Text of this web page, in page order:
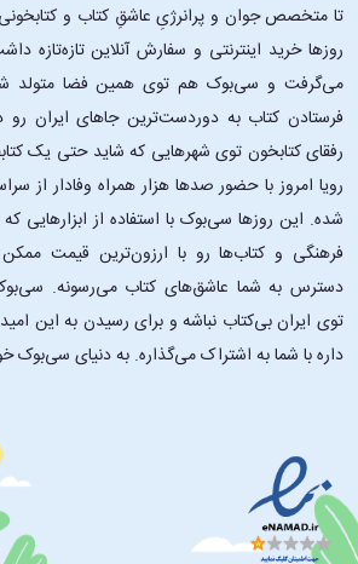
تا متخصص جوان و پرانرژیِ عاشقِ کتاب و
روزها خرید اینترنتی و سفارش آنلاین تازه‌تازه
می‌گرفت و سی‌بوک هم توی همین فضا متولد
فرستادن کتاب به دوردست‌ترین جاهای ایران رو
رفقای کتابخون توی شهرهایی که شاید حتی یک
رویا امروز با حضور صدها هزار همراه وفادار از
شده. این ‌روزها سی‌بوک با استفاده از ابزارهایی
فرهنگی و کتاب‌ها رو با ارزون‌ترین قیمت
دسترس به شما عاشق‌های کتاب می‌رسونه.
توی ایران بی‌کتاب نباشه و برای رسیدن به این
داره با شما به اشتراک می‌گذاره. به دنیای